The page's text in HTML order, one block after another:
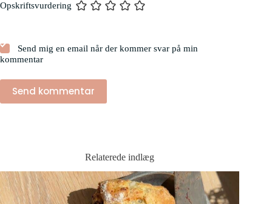
Opskriftsvurdering
Send mig en email når der kommer svar på min
kommentar
Send kommentar
Relaterede indlæg